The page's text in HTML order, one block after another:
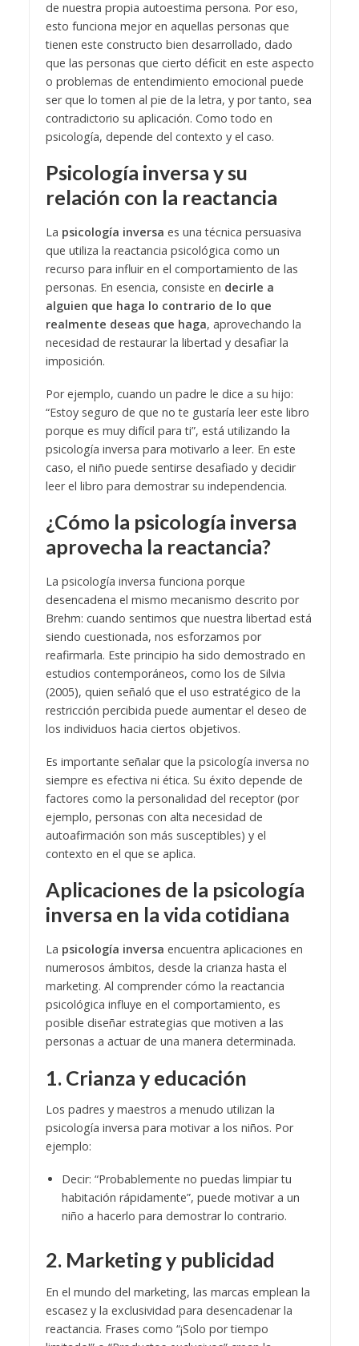
de nuestra propia autoestima persona. Por eso,
esto funciona mejor en aquellas personas que
tienen este constructo bien desarrollado, dado
que las personas que cierto déficit en este aspecto
o problemas de entendimiento emocional puede
ser que lo tomen al pie de la letra, y por tanto, sea
contradictorio su aplicación. Como todo en
psicología, depende del contexto y el caso.
Psicología inversa y su
relación con la reactancia
La psicología inversa es una técnica persuasiva
que utiliza la reactancia psicológica como un
recurso para influir en el comportamiento de las
personas. En esencia, consiste en decirle a
alguien que haga lo contrario de lo que
realmente deseas que haga, aprovechando la
necesidad de restaurar la libertad y desafiar la
imposición.
Por ejemplo, cuando un padre le dice a su hijo:
“Estoy seguro de que no te gustaría leer este libro
porque es muy difícil para ti”, está utilizando la
psicología inversa para motivarlo a leer. En este
caso, el niño puede sentirse desafiado y decidir
leer el libro para demostrar su independencia.
¿Cómo la psicología inversa
aprovecha la reactancia?
La psicología inversa funciona porque
desencadena el mismo mecanismo descrito por
Brehm: cuando sentimos que nuestra libertad está
siendo cuestionada, nos esforzamos por
reafirmarla. Este principio ha sido demostrado en
estudios contemporáneos, como los de Silvia
(2005), quien señaló que el uso estratégico de la
restricción percibida puede aumentar el deseo de
los individuos hacia ciertos objetivos.
Es importante señalar que la psicología inversa no
siempre es efectiva ni ética. Su éxito depende de
factores como la personalidad del receptor (por
ejemplo, personas con alta necesidad de
autoafirmación son más susceptibles) y el
contexto en el que se aplica.
Aplicaciones de la psicología
inversa en la vida cotidiana
La psicología inversa encuentra aplicaciones en
numerosos ámbitos, desde la crianza hasta el
marketing. Al comprender cómo la reactancia
psicológica influye en el comportamiento, es
posible diseñar estrategias que motiven a las
personas a actuar de una manera determinada.
1. Crianza y educación
Los padres y maestros a menudo utilizan la
psicología inversa para motivar a los niños. Por
ejemplo:
Decir: “Probablemente no puedas limpiar tu
habitación rápidamente”, puede motivar a un
niño a hacerlo para demostrar lo contrario.
2. Marketing y publicidad
En el mundo del marketing, las marcas emplean la
escasez y la exclusividad para desencadenar la
reactancia. Frases como “¡Solo por tiempo